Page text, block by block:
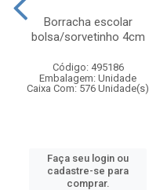
Borracha escolar
bolsa/sorvetinho 4cm
Código: 495186
Embalagem: Unidade
Caixa Com: 576 Unidade(s)
Faça seu login ou
cadastre-se para
comprar.